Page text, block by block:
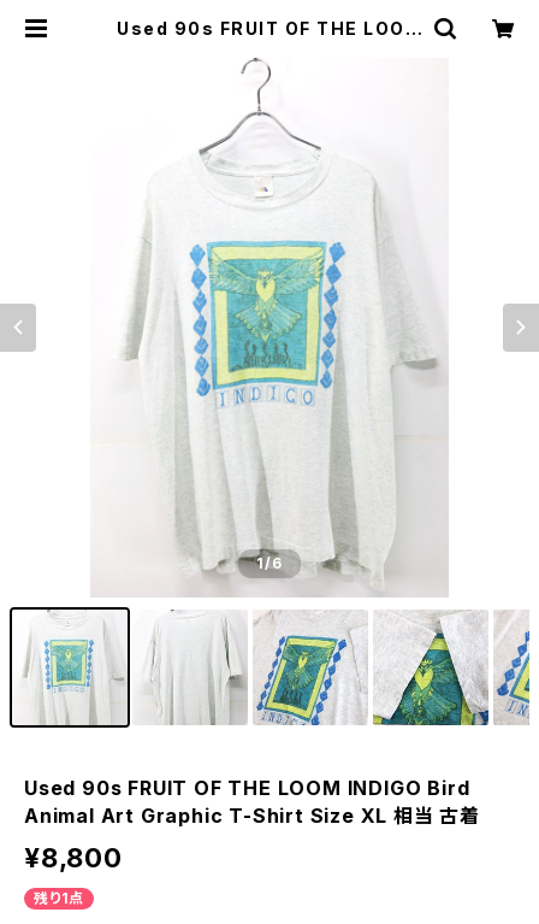
Used 90s FRUIT OF THE LOOM
ic T-Shirt Size XL 相当 古着 | e
ar vintage&culture store
1/6
Used 90s FRUIT OF THE LOOM INDIGO Bird
Animal Art Graphic T-Shirt Size XL 相当 古着
¥8,800
残り1点